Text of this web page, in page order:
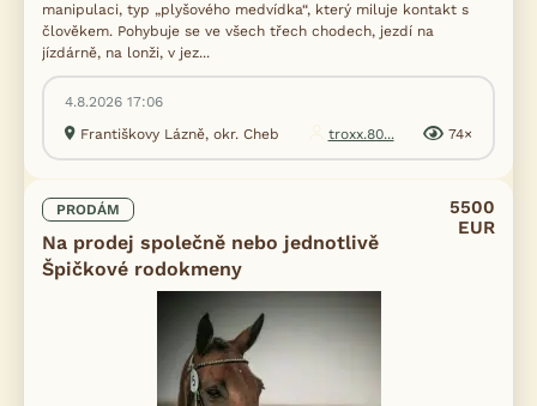
manipulaci, typ „plyšového medvídka“, který miluje kontakt s
člověkem. Pohybuje se ve všech třech chodech, jezdí na
jízdárně, na lonži, v jez...
4.8.2026 17:06
Františkovy Lázně, okr. Cheb
troxx.80... 74×
PRODÁM
Na prodej společně nebo jednotlivě
Špičkové rodokmeny
5500
EUR